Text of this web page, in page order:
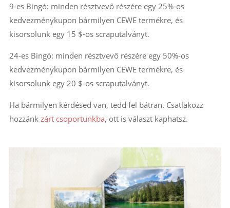
9-es Bingó: minden résztvevő részére egy 25%-os
kedvezménykupon bármilyen CEWE termékre, és
kisorsolunk egy 15 $-os scraputalványt.
24-es Bingó: minden résztvevő részére egy 50%-os
kedvezménykupon bármilyen CEWE termékre, és
kisorsolunk egy 20 $-os scraputalványt.
Ha bármilyen kérdésed van, tedd fel bátran. Csatlakozz
hozzánk zárt csoportunkba, ott is választ kaphatsz.